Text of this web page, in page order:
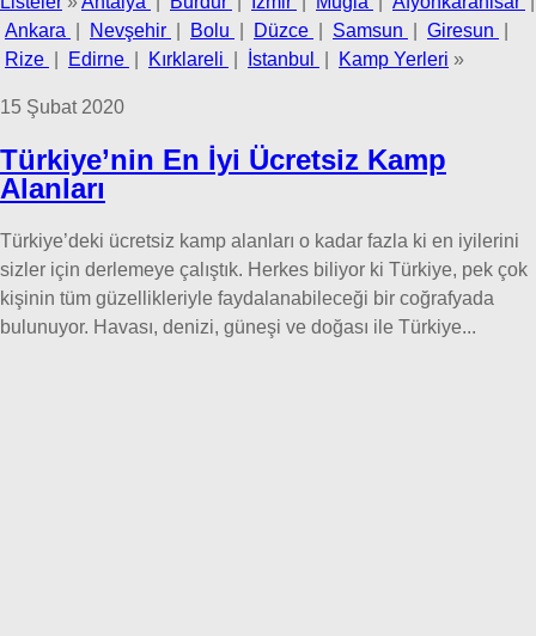
Ankara
Nevşehir Bolu Düzce Samsun Giresun
Rize
Edirne Kırklareli İstanbul Kamp Yerleri »
15 Şubat 2020
Türkiye’nin En İyi Ücretsiz Kamp
Alanları
Türkiye’deki ücretsiz kamp alanları o kadar fazla ki en iyilerini
sizler için derlemeye çalıştık. Herkes biliyor ki Türkiye, pek çok
kişinin tüm güzellikleriyle faydalanabileceği bir coğrafyada
bulunuyor. Havası, denizi, güneşi ve doğası ile Türkiye...